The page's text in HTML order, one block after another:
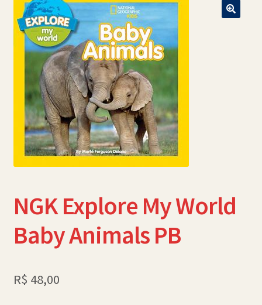
Cart
Checkout
Contato
Minha Conta
Política de Cookies (BR)
NGK Explore My World
Baby Animals PB
R$ 48,00